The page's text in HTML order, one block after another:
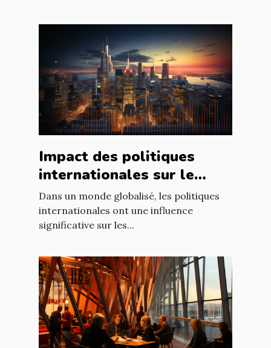
Impact des politiques
internationales sur le
marché immobilier
français
Dans un monde globalisé, les politiques
internationales ont une influence
significative sur les...